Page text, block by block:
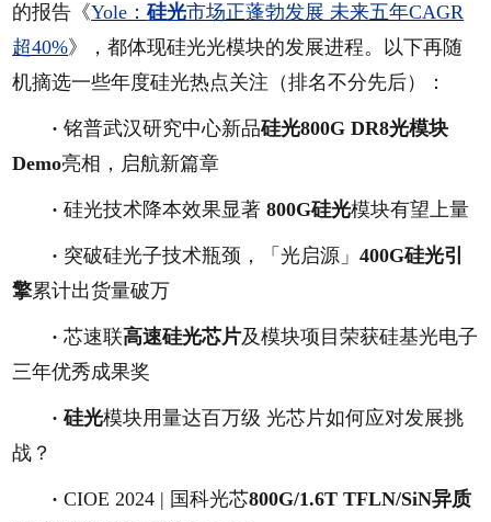
的报告《Yole：硅光市场正蓬勃发展 未来五年CAGR
超40%》，都体现硅光光模块的发展进程。以下再随
机摘选一些年度硅光热点关注（排名不分先后）：
·铭普武汉研究中心新品硅光800G DR8光模块
Demo亮相，启航新篇章
·硅光技术降本效果显著800G硅光模块有望上量
· 突破硅光子技术瓶颈，「光启源」400G硅光引
擎累计出货量破万
·芯速联高速硅光芯片及模块项目荣获硅基光电子
三年优秀成果奖
·硅光模块用量达百万级 光芯片如何应对发展挑
战？
·CIOE 2024 | 国科光芯800G/1.6T TFLN/SiN异质